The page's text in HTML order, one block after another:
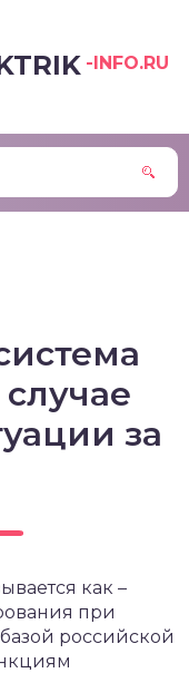
-INFO.RU
за
как –
при
российской